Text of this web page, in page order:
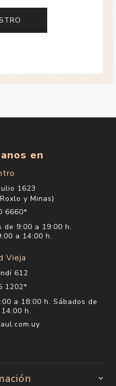
en
1623
y Minas)
6660*
de 9:00 a 19:00 h.
a 14:00 h.
Vieja
612
1202*
a 18:00 h. Sábados de
h.